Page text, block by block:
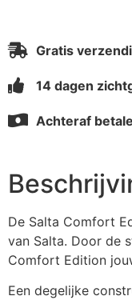
Gratis
14 dagen
Achteraf
De Salta Comfort
van Salta. Door de
Comfort Edition
Een degelijke